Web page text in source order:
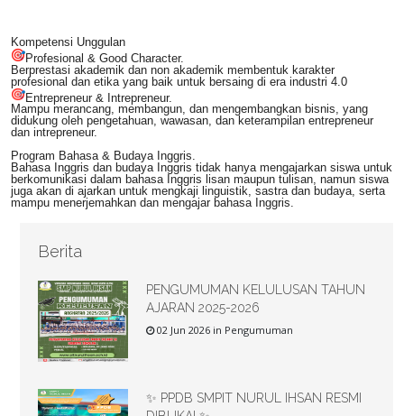
Kompetensi Unggulan
Profesional & Good Character.
Berprestasi akademik dan non akademik membentuk karakter
profesional dan etika yang baik untuk bersaing di era industri 4.0
Entrepreneur & Intrepreneur.
Mampu merancang, membangun, dan mengembangkan bisnis, yang
didukung oleh pengetahuan, wawasan, dan keterampilan entrepreneur
dan intrepreneur.
Program Bahasa & Budaya Inggris.
Bahasa Inggris dan budaya Inggris tidak hanya mengajarkan siswa untuk
berkomunikasi dalam bahasa Inggris lisan maupun tulisan, namun siswa
juga akan di ajarkan untuk mengkaji linguistik, sastra dan budaya, serta
mampu menerjemahkan dan mengajar bahasa Inggris.
Berita
PENGUMUMAN KELULUSAN TAHUN
AJARAN 2025-2026
02 Jun 2026 in Pengumuman
✨ PPDB SMPIT NURUL IHSAN RESMI